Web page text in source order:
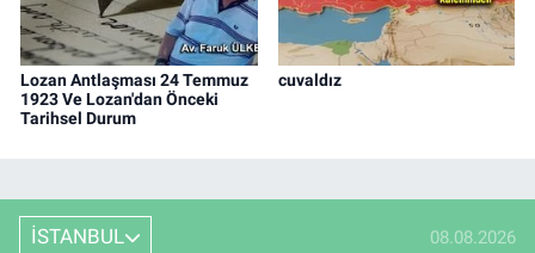
Lozan Antlaşması 24 Temmuz
1923 Ve Lozan'dan Önceki
Tarihsel Durum
cuvaldız
İSTANBUL 08.08.2026